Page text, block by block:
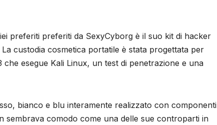
preferiti preferiti da SexyCyborg è il suo kit di hacker
custodia cosmetica portatile è stata progettata per
esegue Kali Linux, un test di penetrazione e una
bianco e blu interamente realizzato con componenti
sembrava comodo come una delle sue controparti in